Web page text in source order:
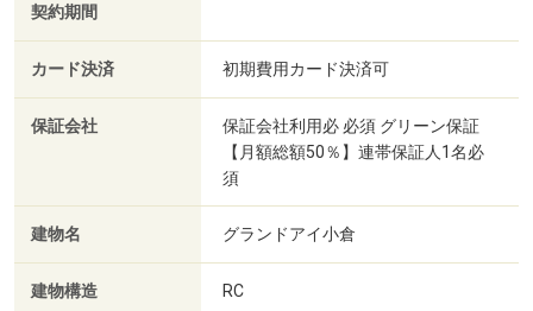
契約期間
カード決済 初期費用カード決済可
保証会社
保証会社利用必 必須 グリーン保証
【月額総額50％】連帯保証人1名必
須
建物名 グランドアイ小倉
建物構造 RC